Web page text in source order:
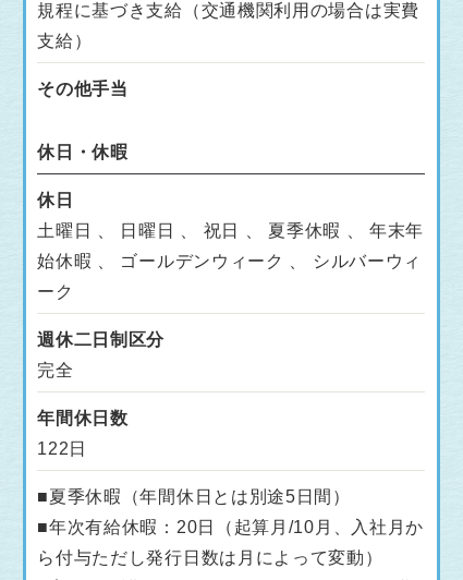
規程に基づき支給（交通機関利用の場合は実費
支給）
その他手当
休日・休暇
休日
土曜日 、 日曜日 、 祝日 、 夏季休暇 、 年末年
始休暇 、 ゴールデンウィーク 、 シルバーウィ
ーク
週休二日制区分
完全
年間休日数
122日
■夏季休暇（年間休日とは別途5日間）
■年次有給休暇：20日（起算月/10月、入社月か
ら付与ただし発行日数は月によって変動）